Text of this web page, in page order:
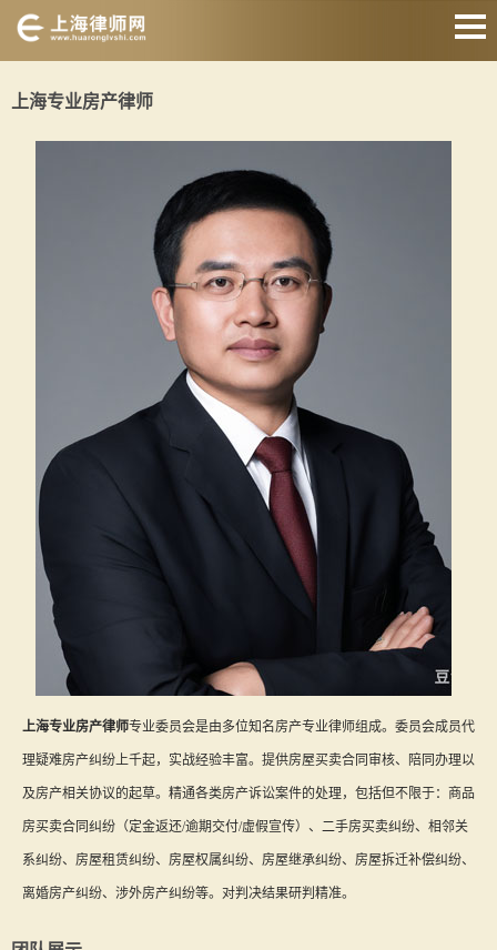
房产纠纷律师
合同纠纷律师
征地拆迁律师
交通事故律师
关于我们
上海专业房产律师
上海专业房产律师专业委员会是由多位知名房产专业律师组成。委员会成员代
理疑难房产纠纷上千起，实战经验丰富。提供房屋买卖合同审核、陪同办理以
及房产相关协议的起草。精通各类房产诉讼案件的处理，包括但不限于：商品
房买卖合同纠纷（定金返还/逾期交付/虚假宣传）、二手房买卖纠纷、相邻关
系纠纷、房屋租赁纠纷、房屋权属纠纷、房屋继承纠纷、房屋拆迁补偿纠纷、
离婚房产纠纷、涉外房产纠纷等。对判决结果研判精准。